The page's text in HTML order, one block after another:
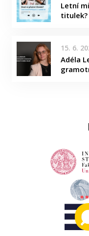
Letní
titulek?
15. 6.
Adéla